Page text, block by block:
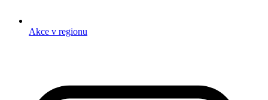
Akce v regionu